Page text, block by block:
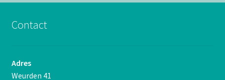
Contact
Adres
Weurden 41